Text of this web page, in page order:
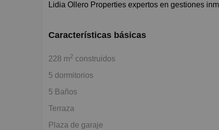
Lidia Ollero Properties expertos en gestiones
Características básicas
228 m2 construidos
5 dormitorios
5 Baños
Terraza
Plaza de garaje